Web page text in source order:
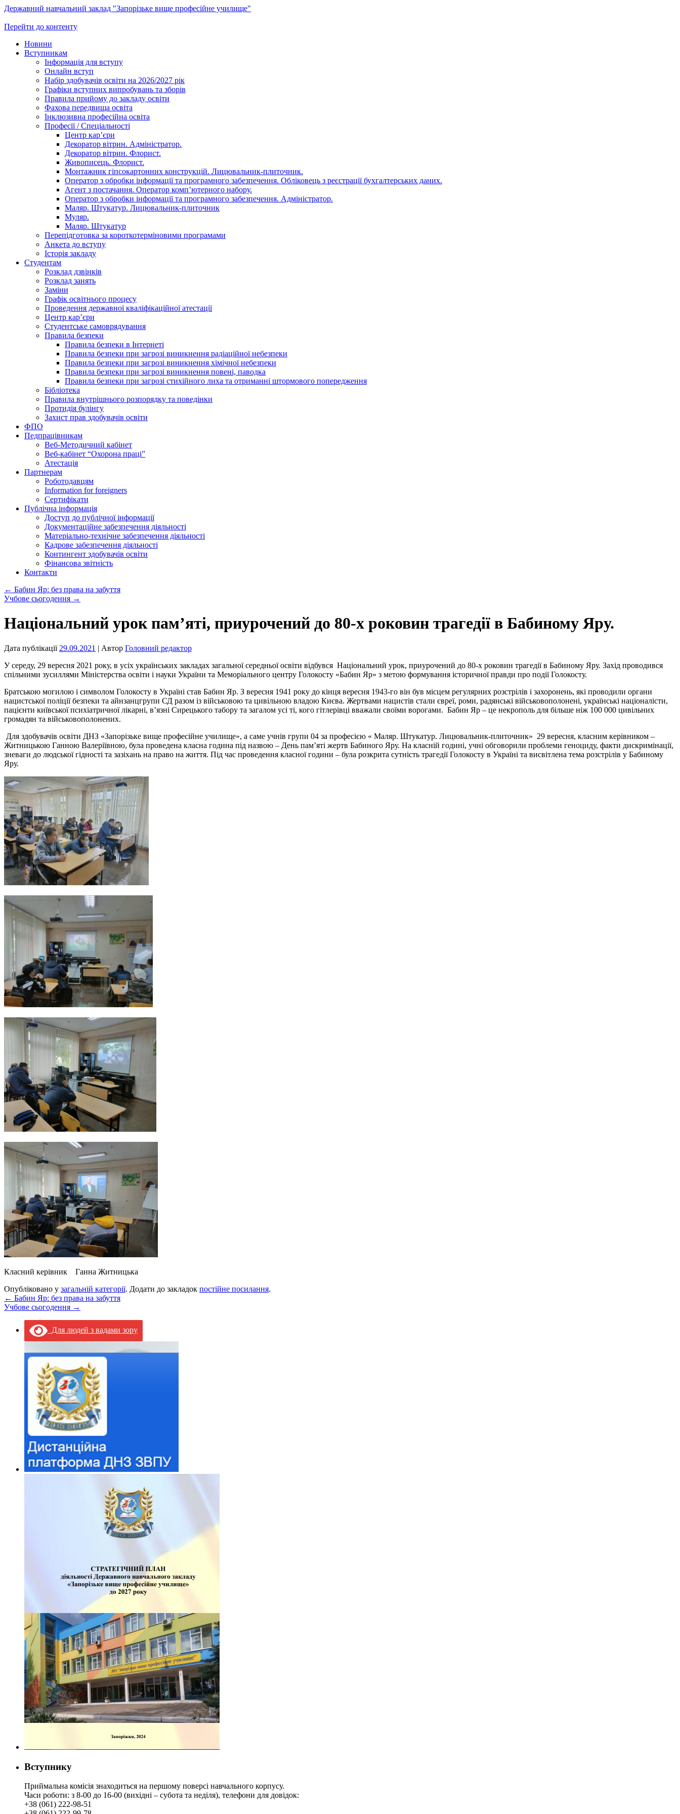
Державний навчальний заклад "Запорізьке вище професійне училище"
Перейти до контенту
Новини
Вступникам
Інформація для вступу
Онлайн вступ
Набір здобувачів освіти на 2026/2027 рік
Графіки вступних випробувань та зборів
Правила прийому до закладу освіти
Фахова передвища освіта
Інклюзивна професійна освіта
Професії / Спеціальності
Центр кар’єри
Декоратор вітрин. Адміністратор.
Декоратор вітрин. Флорист.
Живописець. Флорист.
Монтажник гіпсокартонних конструкцій. Лицювальник-плиточник.
Оператор з обробки інформації та програмного забезпечення. Обліковець з реєстрації бухгалтерських даних.
Агент з постачання. Оператор комп’ютерного набору.
Оператор з обробки інформації та програмного забезпечення. Адміністратор.
Маляр. Штукатур. Лицювальник-плиточник
Муляр.
Маляр. Штукатур
Перепідготовка за короткотерміновими програмами
Анкета до вступу
Історія закладу
Студентам
Розклад дзвінків
Розклад занять
Заміни
Графік освітнього процесу
Проведення державної кваліфікаційної атестації
Центр кар’єри
Студентське самоврядування
Правила безпеки
Правила безпеки в Інтернеті
Правила безпеки при загрозі виникнення радіаційної небезпеки
Правила безпеки при загрозі виникнення хімічної небезпеки
Правила безпеки при загрозі виникнення повені, паводка
Правила безпеки при загрозі стихійного лиха та отриманні штормового попередження
Бібліотека
Правила внутрішнього розпорядку та поведінки
Протидія булінгу
Захист прав здобувачів освіти
ФПО
Педпрацівникам
Веб-Методичний кабінет
Веб-кабінет “Охорона праці”
Атестація
Партнерам
Роботодавцям
Information for foreigners
Сертифікати
Публічна інформація
Доступ до публічної інформації
Документаційне забезпечення діяльності
Матеріально-технічне забезпечення діяльності
Кадрове забезпечення діяльності
Контингент здобувачів освіти
Фінансова звітність
Контакти
← Бабин Яр: без права на забуття
Учбове сьогодення →
Національний урок пам’яті, приурочений до 80-х роковин трагедії в Бабиному Яру.
Дата публікації 29.09.2021 | Автор Головний редактор
У середу, 29 вересня 2021 року, в усіх українських закладах загальної середньої освіти відбувся Національний урок, приурочений до 80-х роковин трагедії в Бабиному Яру. Захід проводився
спільними зусиллями Міністерства освіти і науки України та Меморіального центру Голокосту «Бабин Яр» з метою формування історичної правди про події Голокосту.
Братською могилою і символом Голокосту в Україні став Бабин Яр. З вересня 1941 року до кінця вересня 1943-го він був місцем регулярних розстрілів і захоронень, які проводили органи
нацистської поліції безпеки та айнзанцгрупи СД разом із військовою та цивільною владою Києва. Жертвами нацистів стали євреї, роми, радянські військовополонені, українські націоналісти,
пацієнти київської психіатричної лікарні, в’язні Сирецького табору та загалом усі ті, кого гітлерівці вважали своїми ворогами. Бабин Яр – це некрополь для більше ніж 100 000 цивільних
громадян та військовополонених.
Для здобувачів освіти ДНЗ «Запорізьке вище професійне училище», а саме учнів групи 04 за професією « Маляр. Штукатур. Лицювальник-плиточник» 29 вересня, класним керівником –
Житницькою Ганною Валеріївною, була проведена класна година під назвою – День пам’яті жертв Бабиного Яру. На класній годині, учні обговорили проблеми геноциду, факти дискримінації,
зневаги до людської гідності та зазіхань на право на життя. Під час проведення класної години – була розкрита сутність трагедії Голокосту в Україні та висвітлена тема розстрілів у Бабиному
Яру.
Класний керівник Ганна Житницька
Опубліковано у загальній категорії. Додати до закладок постійне посилання.
← Бабин Яр: без права на забуття
Учбове сьогодення →
Для людей з вадами зору
Вступнику
Приймальна комісія знаходиться на першому поверсі навчального корпусу.
Часи роботи: з 8-00 до 16-00 (вихідні – субота та неділя), телефони для довідок:
+38 (061) 222-98-51